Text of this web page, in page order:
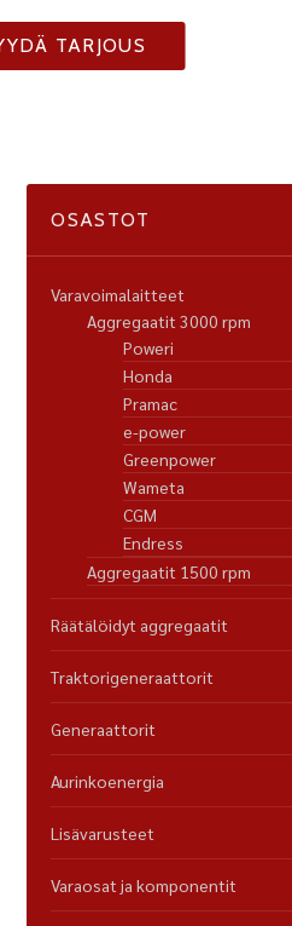
TARJOUS
OSASTOT
Varavoimalaitteet
Aggregaatit 3000 rpm
Poweri
Honda
Pramac
e-power
Greenpower
Wameta
CGM
Endress
Aggregaatit 1500 rpm
Räätälöidyt aggregaatit
Traktorigeneraattorit
Generaattorit
Aurinkoenergia
Lisävarusteet
Varaosat ja komponentit